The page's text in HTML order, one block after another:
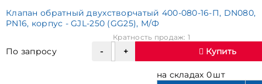
Клапан обратный двухстворчатый 400-080-16-П, DN080,
PN16, корпус - GJL-250 (GG25), М/Ф
По запросу
Кратность продаж: 1
Купить
на складах 0 шт